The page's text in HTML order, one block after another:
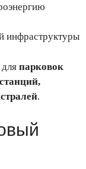
инфраструктуры
парковок
.